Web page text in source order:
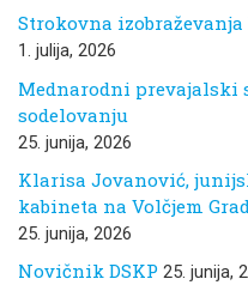
Strokovna izobraževanja
1. julija, 2026
Mednarodni prevajalski
sodelovanju
25. junija, 2026
Klarisa Jovanović,
kabineta na Volčjem
25. junija, 2026
Novičnik DSKP 25. junija,